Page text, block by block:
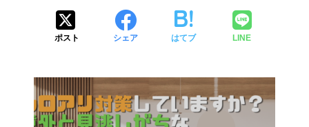
ポスト シェア はてブ LINE